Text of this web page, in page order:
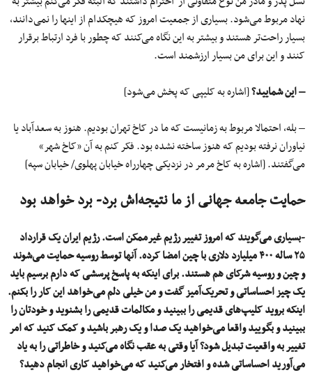
نهاد مربوط می‌شود. بسیاری از جمعیت امروز که هیچکدام از اینها را نمی‌دانند،
بسیار راحت‌تر هستند و بیشتر به این نگاه می‌کنند که چطور با فرد ارتباط برقرار
کنند و این برای من بسیار ارزشمند است.
– این شمایید؟[اشاره به کلیپی که پخش می‌شود]
– بله، احتمالا مربوط به زمانیست که ما در کاخ تهران بودیم. هنوز به سعدآباد یا
نیاوران نرفته بودیم که هنوز ساخته نشده بود. فکر کنم به آن «کاخ شهر»
می‌گفتند. [اشاره به کاخ مرمر در نزدیکی چهارراه خیابان پهلوی/ خیابان سپه]
حمایت جامعه جهانی از ما نتیجه‌اش برد- برد خواهد بود
-بسیاری می‌گویند که امروز تغییر رژیم غیرممکن است. رژیم ایران یک قرارداد
۲۵ ساله ۴۰۰ میلیارد دلاری با چین امضا کرده. آنها توسط روسیه حمایت می‌شوند
و چین و روسیه شرکای هم هستند. برای اینکه به پاسخ پرسشی که دارم برسیم باید
یک چیز احساساتی و تحریک‌آمیز گفت و من خیلی دلم می‌خواهد این کار را بکنم.
اینکه بروید کلیپ‌های قدیمی را ببینید و مکالمات قدیمی را بشنوید و خودتان را
ببینید و بگویید واقعا می‌خواهید یک صدا و یک رهبر باشید و کمک کنید که امر
تغییر به واقعیت تبدیل شود؟ آیا وقتی به عقب نگاه می‌کنید و خاطراتی را به یاد
می‌آورید احساساتی شده‌ و افتخار می‌کنید که می‌خواهید کاری انجام دهید؟